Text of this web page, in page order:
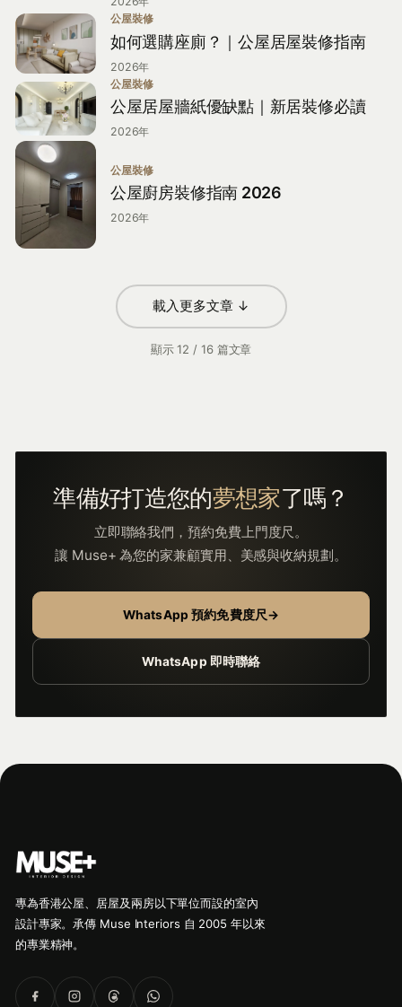
公屋裝修
如何選購座廁？｜公屋居屋裝修指南
2026年
公屋裝修
公屋居屋牆紙優缺點｜新居裝修必讀
2026年
公屋裝修
公屋廚房裝修指南 2026
2026年
載入更多文章 ↓
顯示12 / 16篇文章
準備好打造您的夢想家了嗎？
立即聯絡我們，預約免費上門度尺。
讓 Muse+ 為您的家兼顧實用、美感與收納規劃。
WhatsApp 預約免費度尺→
WhatsApp 即時聯絡
專為香港公屋、居屋及兩房以下單位而設的室內
設計專家。承傳 Muse Interiors 自 2005 年以來
的專業精神。